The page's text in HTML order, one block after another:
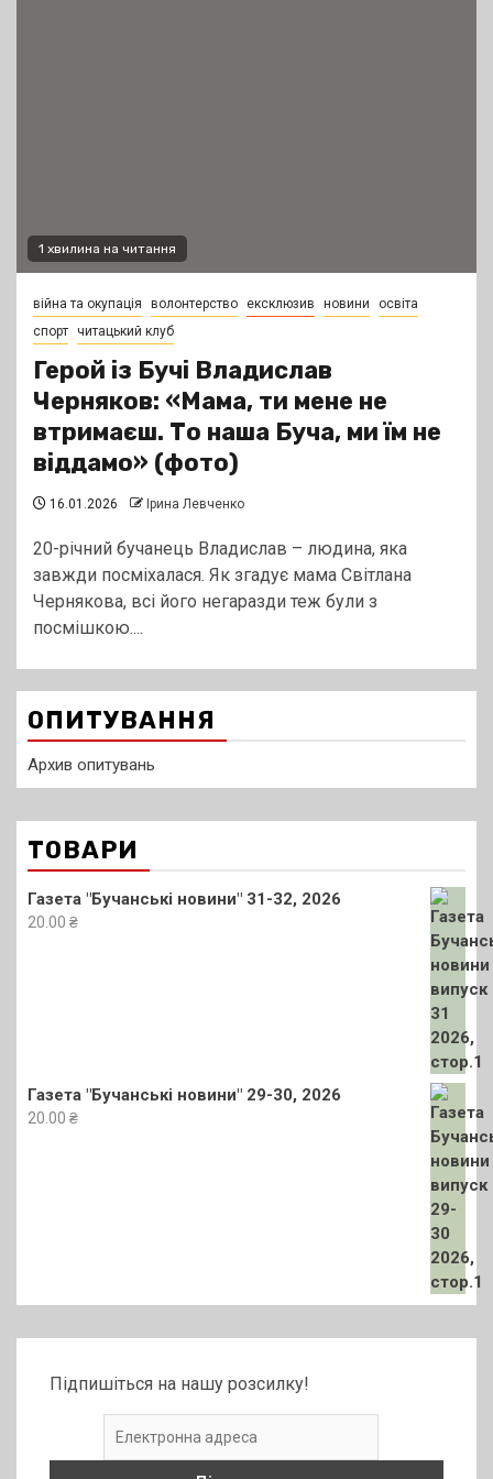
1 хвилина на читання
війна та окупація волонтерство ексклюзив новини
освіта
спорт читацький клуб
Герой із Бучі Владислав
Черняков: «Мама, ти мене не
втримаєш. То наша Буча, ми їм не
віддамо» (фото)
16.01.2026 Ірина Левченко
20-річний бучанець Владислав – людина, яка
завжди посміхалася. Як згадує мама Світлана
Чернякова, всі його негаразди теж були з
посмішкою....
ОПИТУВАННЯ
Архив опитувань
ТОВАРИ
Газета "Бучанські новини" 31-32, 2026
20.00 ₴
Газета "Бучанські новини" 29-30, 2026
20.00 ₴
Підпишіться на нашу розсилку!